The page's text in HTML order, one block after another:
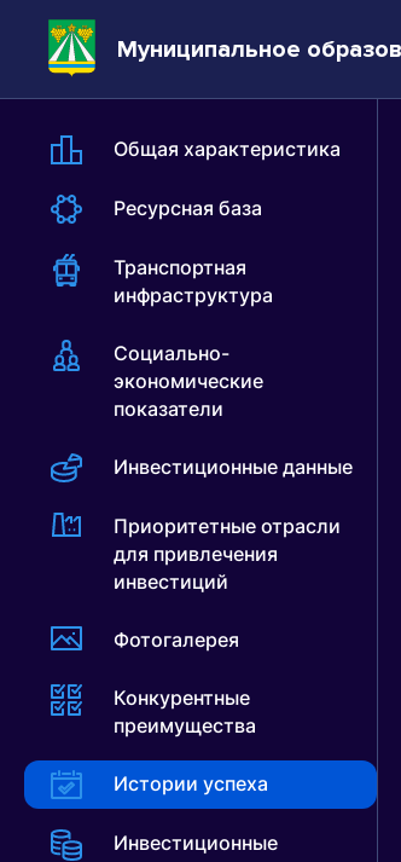
Муниципальное
Общая характеристика
Ресурсная база
Транспортная
инфраструктура
Социально-
экономические
показатели
Инвестиционные данные
Приоритетные отрасли
для привлечения
инвестиций
Фотогалерея
Конкурентные
преимущества
Истории успеха
Инвестиционные